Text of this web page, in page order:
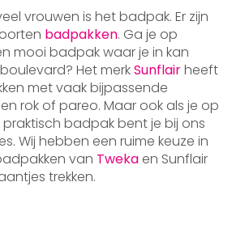
vrouwen is het badpak. Er zijn
badpakken. Ga je op
mooi badpak waar je in kan
Het merkSunflairheeft
met vaak bijpassende
rok of pareo. Maar ook als je op
badpak bent je bij ons
Wij hebben een ruime keuze in
van Tweka en Sunflair
trekken.